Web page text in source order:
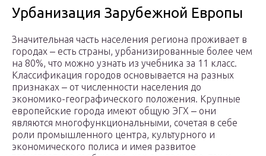
Урбанизация Зарубежной Европы
Значительная часть населения региона проживает в
городах ‒ есть страны, урбанизированные более чем
на 80%, что можно узнать из учебника за 11 класс.
Классификация городов основывается на разных
признаках ‒ от численности населения до
экономико-географического положения. Крупные
европейские города имеют общую ЭГХ ‒ они
являются многофункциональными, сочетая в себе
роли промышленного центра, культурного и
экономического полиса и имея развитое